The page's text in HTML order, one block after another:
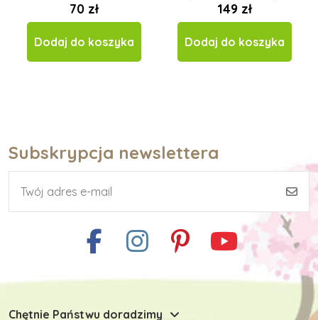
70 zł
Dodaj do koszyka
149 zł
Dodaj do koszyka
Subskrypcja newslettera
Chętnie Państwu doradzimy